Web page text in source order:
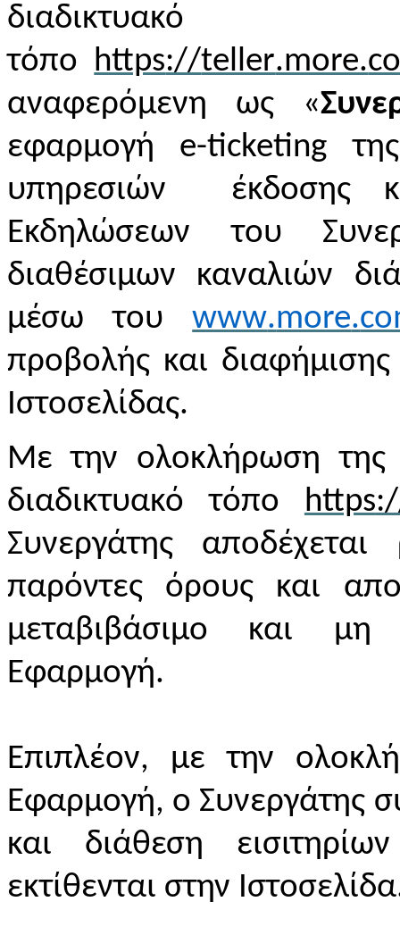
διαδικτυακό
τόπο https://teller.more.
αναφερόμενη ως «
εφαρμογή e-ticketing
υπηρεσιών έκδοσης
Εκδηλώσεων του
διαθέσιμων καναλιών
μέσω τουwww.more.
προβολής και
Ιστοσελίδας.
Με την ολοκλήρωση της
διαδικτυακό τόπο https
Συνεργάτης
παρόντες όρους και
μεταβιβάσιμο και μη
Εφαρμογή.
Επιπλέον, με την
Εφαρμογή, ο Συνεργάτης
και διάθεση
εκτίθενται στην